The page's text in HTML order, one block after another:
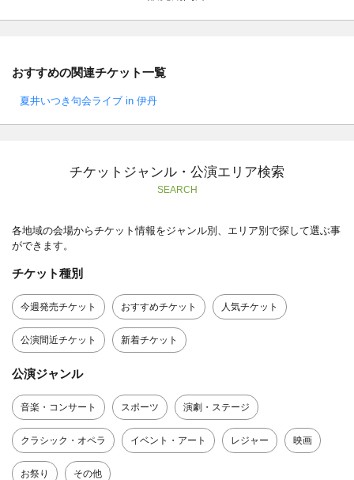
おすすめの関連チケット一覧
夏井いつき句会ライブ in 伊丹
チケットジャンル・公演エリア検索
SEARCH
各地域の会場からチケット情報をジャンル別、エリア別で探して選ぶ事
ができます。
チケット種別
今週発売チケット おすすめチケット 人気チケット
公演間近チケット 新着チケット
公演ジャンル
音楽・コンサート スポーツ 演劇・ステージ
クラシック・オペラ イベント・アート レジャー 映画
お祭り その他